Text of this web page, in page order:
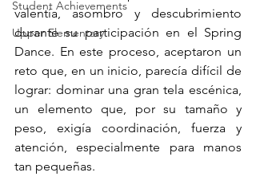
Student Achievements
Upper Elementary
valentía, asombro y descubrimiento
durante su participación en el Spring
Dance. En este proceso, aceptaron un
reto que, en un inicio, parecía difícil de
lograr: dominar una gran tela escénica,
un elemento que, por su tamaño y
peso, exigía coordinación, fuerza y
atención, especialmente para manos
tan pequeñas.